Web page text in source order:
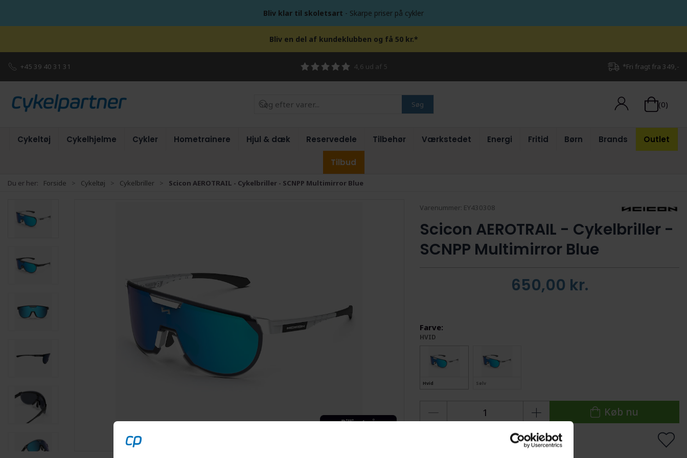
Bliv klar til skoletsart - Skarpe priser på cykler
Bliv en del af kundeklubben og få 50 kr.*
+45 39 40 31 31 4,6 ud af 5 *Fri fragt fra 349,-
Søg (0)
Cykeltøj Cykelhjelme Cykler Hometrainere Hjul & dæk Reservedele Tilbehør Værkstedet Energi Fritid Børn Brands Outlet
Tilbud
Du er her: Forside Cykeltøj Cykelbriller Scicon AEROTRAIL - Cykelbriller - SCNPP Multimirror Blue
Varenummer: EY430308
Scicon AEROTRAIL - Cykelbriller -
SCNPP Multimirror Blue
650,00 kr.
Farve:
HVID
Hvid Sølv
Køb nu
Levering: 1-2 dage